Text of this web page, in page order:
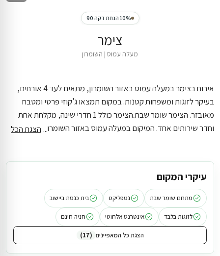
10% הנחת דקה 90
צימר
מעלה עמוס | השומרון
אירוח בצימר במעלה עמוס באזור השומרון, מתאים לעד 4 אורחים,
בעיקר לזוגות ומשפחות קטנות. במקום תמצאו ג'קוזי פרטי ומטבח
מאובזר. הצימר שומר שבת.
הצימר כולל 1 חדרי שינה, מקלחת אחת
וחדר שירותים אחד. המיקום במעלה עמוס באזור השומרון מאפשר
הצגת הכל
עיקרי המקום
מתחם שומר שבת נטפליקס בית כנסת ביישוב
לזוגות בלבד אינטרנט אלחוטי חניה חינם
הצגת כל המאפיינים 17